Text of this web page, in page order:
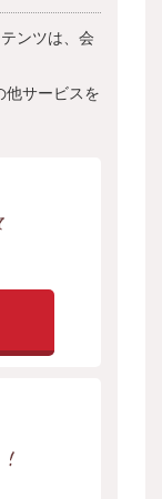
ンツは、会
他サービスを